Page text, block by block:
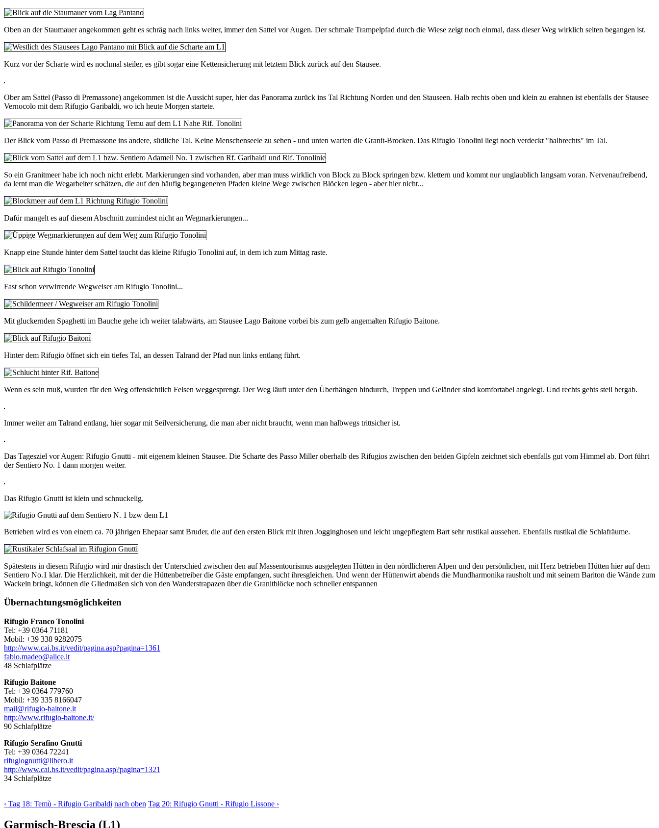
Oben an der Staumauer angekommen geht es schräg nach links weiter, immer den Sattel vor Augen. Der schmale Trampelpfad durch die Wiese zeigt noch einmal, dass dieser Weg wirklich selten begangen ist.
Kurz vor der Scharte wird es nochmal steiler, es gibt sogar eine Kettensicherung mit letztem Blick zurück auf den Stausee.
Ober am Sattel (Passo di Premassone) angekommen ist die Aussicht super, hier das Panorama zurück ins Tal Richtung Norden und den Stauseen. Halb rechts oben und klein zu erahnen ist ebenfalls der Stausee
Vernocolo mit dem Rifugio Garibaldi, wo ich heute Morgen startete.
Der Blick vom Passo di Premassone ins andere, südliche Tal. Keine Menschenseele zu sehen - und unten warten die Granit-Brocken. Das Rifugio Tonolini liegt noch verdeckt "halbrechts" im Tal.
So ein Granitmeer habe ich noch nicht erlebt. Markierungen sind vorhanden, aber man muss wirklich von Block zu Block springen bzw. klettern und kommt nur unglaublich langsam voran. Nervenaufreibend,
da lernt man die Wegarbeiter schätzen, die auf den häufig begangeneren Pfaden kleine Wege zwischen Blöcken legen - aber hier nicht...
Dafür mangelt es auf diesem Abschnitt zumindest nicht an Wegmarkierungen...
Knapp eine Stunde hinter dem Sattel taucht das kleine Rifugio Tonolini auf, in dem ich zum Mittag raste.
Fast schon verwirrende Wegweiser am Rifugio Tonolini...
Mit gluckernden Spaghetti im Bauche gehe ich weiter talabwärts, am Stausee Lago Baitone vorbei bis zum gelb angemalten Rifugio Baitone.
Hinter dem Rifugio öffnet sich ein tiefes Tal, an dessen Talrand der Pfad nun links entlang führt.
Wenn es sein muß, wurden für den Weg offensichtlich Felsen weggesprengt. Der Weg läuft unter den Überhängen hindurch, Treppen und Geländer sind komfortabel angelegt. Und rechts gehts steil bergab.
Immer weiter am Talrand entlang, hier sogar mit Seilversicherung, die man aber nicht braucht, wenn man halbwegs trittsicher ist.
Das Tagesziel vor Augen: Rifugio Gnutti - mit eigenem kleinen Stausee. Die Scharte des Passo Miller oberhalb des Rifugios zwischen den beiden Gipfeln zeichnet sich ebenfalls gut vom Himmel ab. Dort führt
der Sentiero No. 1 dann morgen weiter.
Das Rifugio Gnutti ist klein und schnuckelig.
Betrieben wird es von einem ca. 70 jährigen Ehepaar samt Bruder, die auf den ersten Blick mit ihren Jogginghosen und leicht ungepflegtem Bart sehr rustikal aussehen. Ebenfalls rustikal die Schlafräume.
Spätestens in diesem Rifugio wird mir drastisch der Unterschied zwischen den auf Massentourismus ausgelegten Hütten in den nördlicheren Alpen und den persönlichen, mit Herz betrieben Hütten hier auf dem
Sentiero No.1 klar. Die Herzlichkeit, mit der die Hüttenbetreiber die Gäste empfangen, sucht ihresgleichen. Und wenn der Hüttenwirt abends die Mundharmonika rausholt und mit seinem Bariton die Wände zum
Wackeln bringt, können die Gliedmaßen sich von den Wanderstrapazen über die Granitblöcke noch schneller entspannen
Übernachtungsmöglichkeiten
Rifugio Franco Tonolini
Tel: +39 0364 71181
Mobil: +39 338 9282075
http://www.cai.bs.it/vedit/pagina.asp?pagina=1361
fabio.madeo@alice.it
48 Schlafplätze
Rifugio Baitone
Tel: +39 0364 779760
Mobil: +39 335 8166047
mail@rifugio-baitone.it
http://www.rifugio-baitone.it/
90 Schlafplätze
Rifugio Serafino Gnutti
Tel: +39 0364 72241
rifugiognutti@libero.it
http://www.cai.bs.it/vedit/pagina.asp?pagina=1321
34 Schlafplätze
‹ Tag 18: Temù - Rifugio Garibaldi nach oben Tag 20: Rifugio Gnutti - Rifugio Lissone ›
Garmisch-Brescia (L1)